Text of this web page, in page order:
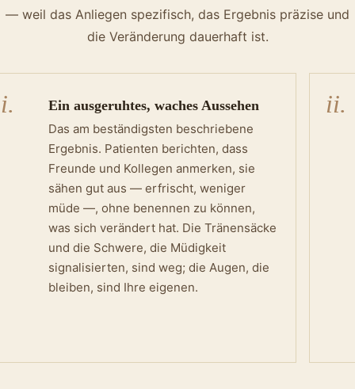
— weil das Anliegen spezifisch, das Ergebnis präzise und
die Veränderung dauerhaft ist.
i. Ein ausgeruhtes, waches Aussehen
Das am beständigsten beschriebene
Ergebnis. Patienten berichten, dass
Freunde und Kollegen anmerken, sie
sähen gut aus — erfrischt, weniger
müde —, ohne benennen zu können,
was sich verändert hat. Die Tränensäcke
und die Schwere, die Müdigkeit
signalisierten, sind weg; die Augen, die
bleiben, sind Ihre eigenen.
ii.